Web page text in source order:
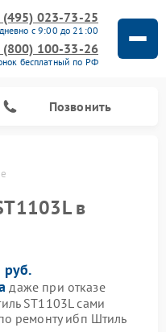
(495) 023-73-25
с 9:00 до 21:00
(800) 100-33-26
бесплатный по РФ
Позвонить
в
руб.
даже при отказе
ST1103L сами
ремонту ибп Штиль